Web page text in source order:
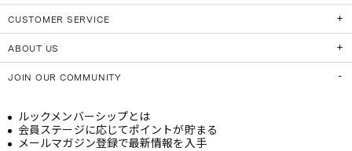
CUSTOMER SERVICE
ABOUT US
JOIN OUR COMMUNITY
ルックメンバーシップとは
会員ステージに応じてポイントが貯まる
メールマガジン登録で最新情報を入手